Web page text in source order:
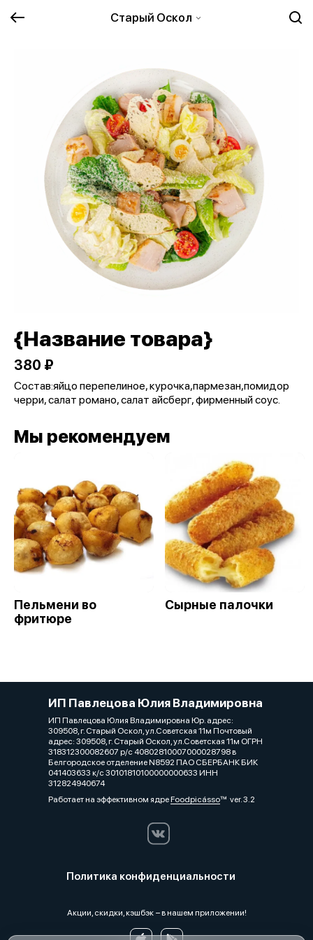
Старый Оскол
{Название товара}
380 ₽
Состав:яйцо перепелиное, курочка,пармезан,помидор
черри, салат романо, салат айсберг, фирменный соус.
Мы рекомендуем
Пельмени во
фритюре
Сырные палочки
ИП Павлецова Юлия Владимировна
ИП Павлецова Юлия Владимировна Юр. адрес:
309508, г. Старый Оскол, ул.Советская 11м Почтовый
адрес: 309508, г. Старый Оскол, ул.Советская 11м ОГРН
318312300082607 р/с 40802810007000028798 в
Белгородское отделение N8592 ПАО СБЕРБАНК БИК
041403633 к/с 30101810100000000633 ИНН
312824940674
Работает на эффективном ядреFoodpicássover. 3.2
Политика конфиденциальности
Акции, скидки, кэшбэк − в нашем приложении!